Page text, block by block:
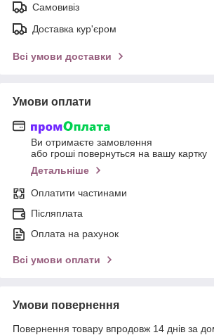
Самовивіз
Доставка кур'єром
Всі умови доставки
Умови оплати
Ви отримаєте замовлення
або гроші повернуться на вашу картку
Детальніше
Оплатити частинами
Післяплата
Оплата на рахунок
Всі умови оплати
Умови повернення
Повернення товару впродовж 14 днів за